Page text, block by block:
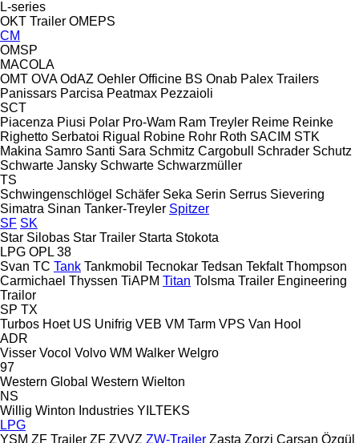
L-series
OKT Trailer OMEPS
CM
OMSP
MACOLA
OMT OVA OdAZ Oehler Officine BS Onab Palex Trailers
Panissars Parcisa Peatmax Pezzaioli
SCT
Piacenza Piusi Polar Pro-Wam Ram Treyler Reime Reinke
Righetto Serbatoi Rigual Robine Rohr Roth SACIM STK
Makina Samro Santi Sara Schmitz Cargobull Schrader Schutz
Schwarte Jansky Schwarte Schwarzmüller
TS
Schwingenschlögel Schäfer Seka Serin Serrus Sievering
Simatra Sinan Tanker-Treyler Spitzer
SF SK
Star Silobas Star Trailer Starta Stokota
LPG OPL 38
Svan TC Tank Tankmobil Tecnokar Tedsan Tekfalt Thompson
Carmichael Thyssen TiAPM Titan Tolsma Trailer Engineering
Trailor
SP TX
Turbos Hoet US Unifrig VEB VM Tarm VPS Van Hool
ADR
Visser Vocol Volvo WM Walker Welgro
97
Western Global Western Wielton
NS
Willig Winton Industries YILTEKS
LPG
YSM ZF Trailer ZF ZVVZ ZW-Trailer Zasta Zorzi Çarsan Özgül